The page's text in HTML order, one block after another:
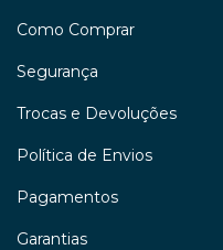
Como Comprar
Segurança
Trocas e Devoluções
Política de Envios
Pagamentos
Garantias